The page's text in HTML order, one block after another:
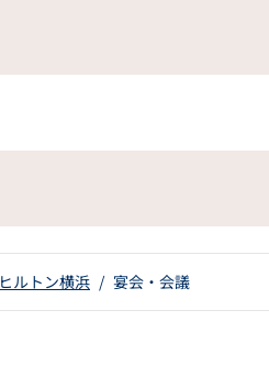
ヒルトン横浜 / 宴会・会議